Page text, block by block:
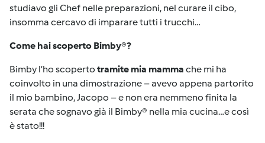
studiavo gli Chef nelle preparazioni, nel curare il cibo,
insomma cercavo di imparare tutti i trucchi…
Come hai scoperto Bimby®?
Bimby l’ho scoperto tramite mia mamma che mi ha
coinvolto in una dimostrazione – avevo appena partorito
il mio bambino, Jacopo – e non era nemmeno finita la
serata che sognavo già il Bimby® nella mia cucina…e così
è stato!!!